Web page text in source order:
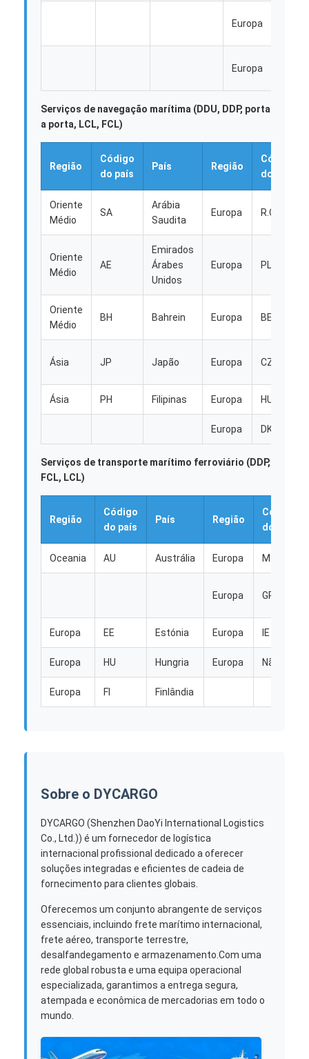
Europa
Europa
Serviços de navegação marítima (DDU, DDP, porta
a porta, LCL, FCL)
Região
Código
do país
País Região
Código
do país
Oriente
Médio
SA
Arábia
Saudita
Europa R.O.
Oriente
Médio
AE
Emirados
Árabes
Unidos
Europa PL
Oriente
Médio
BH Bahrein Europa BE
Ásia JP Japão Europa CZ
Ásia PH Filipinas Europa HU
Europa DK
Serviços de transporte marítimo ferroviário (DDP,
FCL, LCL)
Região
Código
do país
País Região
Código
do país
Oceania AU Austrália Europa MT
Europa GR
Europa EE Estónia Europa IE
Europa HU Hungria Europa Não
Europa FI Finlândia
Sobre o DYCARGO
DYCARGO (Shenzhen DaoYi International Logistics
Co., Ltd.)) é um fornecedor de logística
internacional profissional dedicado a oferecer
soluções integradas e eficientes de cadeia de
fornecimento para clientes globais.
Oferecemos um conjunto abrangente de serviços
essenciais, incluindo frete marítimo internacional,
frete aéreo, transporte terrestre,
desalfandegamento e armazenamento.Com uma
rede global robusta e uma equipa operacional
especializada, garantimos a entrega segura,
atempada e econômica de mercadorias em todo o
mundo.